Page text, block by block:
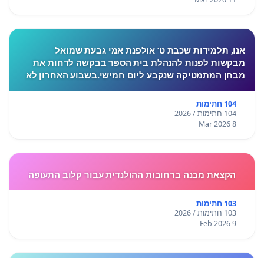
אנו, תלמידות שכבת ט’ אולפנת אמי גבעת שמואל
מבקשות לפנות להנהלת בית הספר בבקשה לדחות את
מבחן המתמטיקה שנקבע ליום חמישי.בשבוע האחרון לא
חוות לחץ, מתח ו
104 חתימות
104 חתימות / 2026
8 Mar 2026
הקצאת מבנה ברחובות ההולנדית עבור קלוב התעופה
103 חתימות
103 חתימות / 2026
9 Feb 2026